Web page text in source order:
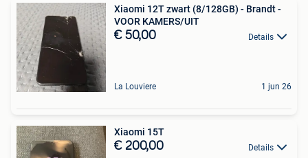
Xiaomi 12T zwart (8/128GB) - Brandt -
VOOR KAMERS/UIT
€ 50,00 Details
La Louviere 1 jun 26
Xiaomi 15T
€ 200,00 Details